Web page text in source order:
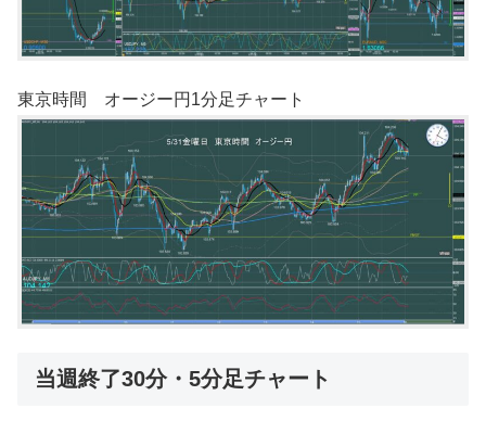
東京時間 オージー円1分足チャート
当週終了30分・5分足チャート